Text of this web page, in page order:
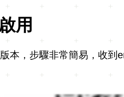
用
本，步驟非常簡易，收